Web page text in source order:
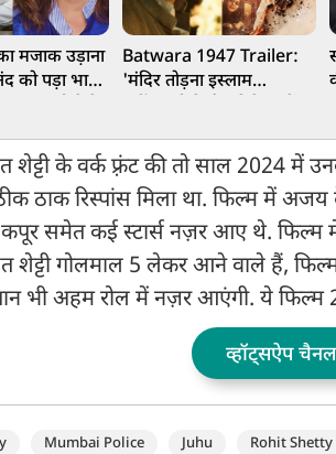
मजाक उड़ाना
को पड़ा भारी,
Batwara 1947 Trailer:
'मंदिर तोड़ना इस्लाम
मुसलमान में न बांटिए
शेट्टी के वर्क फ़्रंट की तो साल 2024
ठाक रिस्पांस मिला था. फिल्म में अजय
कपूर समेत कई स्टार्स नज़र आए थे. फिल्म
शेट्टी गोलमाल 5 लेकर आने वाले हैं,
भी अहम रोल में नज़र आएंगी. ये फिल्म
व्हॉट्सऐप
Mumbai Police Juhu Rohit Shetty